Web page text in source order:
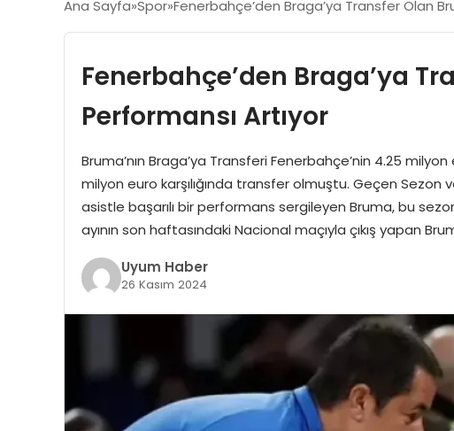
Ana Sayfa Spor Fenerbahçe’den Braga’ya Transfer Olan
Fenerbahçe’den Braga’ya
Performansı Artıyor
Bruma’nın Braga’ya Transferi Fenerbahçe’nin 4.25
milyon euro karşılığında transfer olmuştu. Geçen Sezon
asistle başarılı bir performans sergileyen Bruma, bu
ayının son haftasındaki Nacional maçıyla çıkış yapan
Uyum Haber
26 Kasım 2024